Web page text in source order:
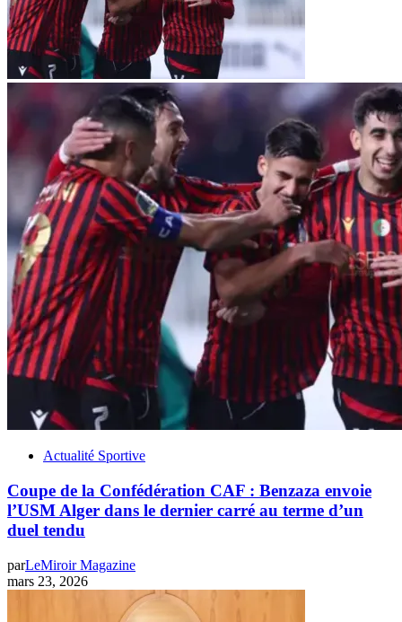
Actualité Sportive
Coupe de la Confédération CAF : Benzaza envoie
l’USM Alger dans le dernier carré au terme d’un
duel tendu
parLeMiroir Magazine
mars 23, 2026